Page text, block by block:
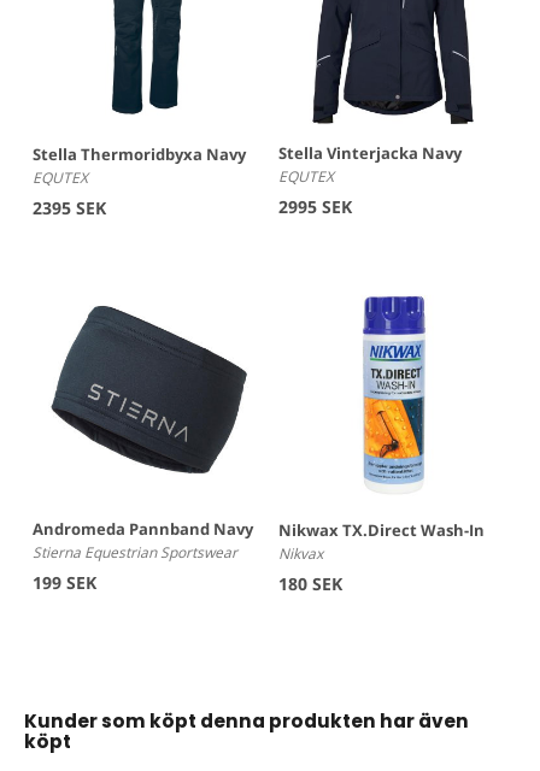
Stella Thermoridbyxa Navy
EQUTEX
2395 SEK
Stella Vinterjacka Navy
EQUTEX
2995 SEK
Andromeda Pannband Navy
Stierna Equestrian Sportswear
199 SEK
Nikwax TX.Direct Wash-In
Nikvax
180 SEK
Kunder som köpt denna produkten har även
köpt